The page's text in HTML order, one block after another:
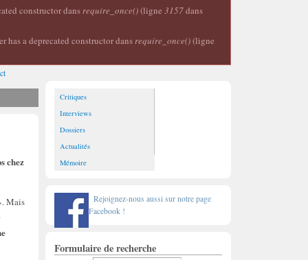
constructor dans require_once()(ligne 3157dans
has a deprecated constructor dans require_once()(ligne
chez
Mais
Critiques
Interviews
Dossiers
Actualités
Mémoire
Rejoignez-nous aussi sur notre page
Facebook !
Formulaire de recherche